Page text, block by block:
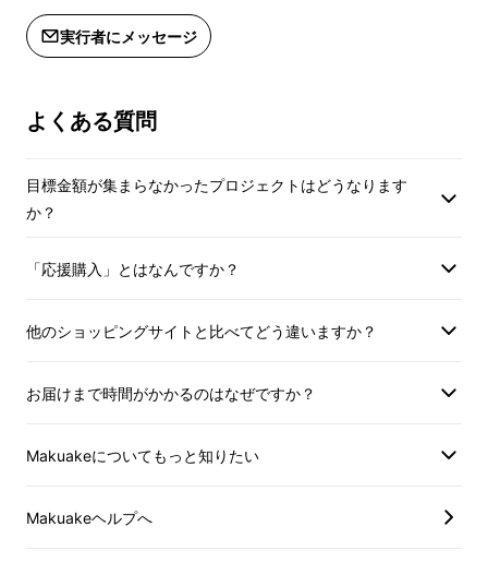
一つずつ特徴を見ていきましょう。
ツーリング、アウトドアだけでなくショッピン
できます。
※開発中の製品につきましては、デザ
イン・仕様が一部変更になる可能性も
※ご支援の数が想定を上回った場合、
遅れる場合がございます。
る皆様からご支援を頂き、現在進めて
価格より下がる可能性もございます。
遅れる場合がござ
る皆様からご支援
実行者にメッセージ
よくある質問
目標金額が集まらなかったプロジェクトはどうなります
か？
「応援購入」とはなんですか？
他のショッピングサイトと比べてどう違いますか？
お届けまで時間がかかるのはなぜですか？
Makuakeについてもっと知りたい
Makuakeヘルプへ